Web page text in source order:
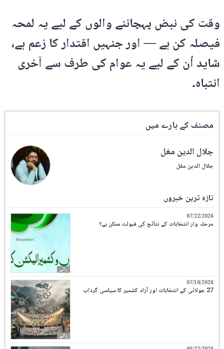
وقت کی نبض پہچاننے والوں کے لیے یہ لمحہ
فیصلہ کن ہے — اور جنہیں اقتدار کا زعم ہے،
شاید اُن کے لیے یہ عوام کی طرف سے آخری
انتباہ۔
مصنف کے بارے میں
جلال الدین مغل
جلال الدین مغل
تازہ ترین خبروں
رائے
07/22/2026
مرحلہ وار انتخابات کے نتائج کی قبولت ممکن ہے؟
رائے
07/10/2026
27 جولائی کے انتخابات اور آزاد کشمیر کا سیاسی گرداب